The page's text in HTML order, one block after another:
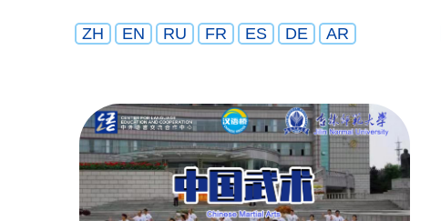
ZH EN RU FR ES DE AR